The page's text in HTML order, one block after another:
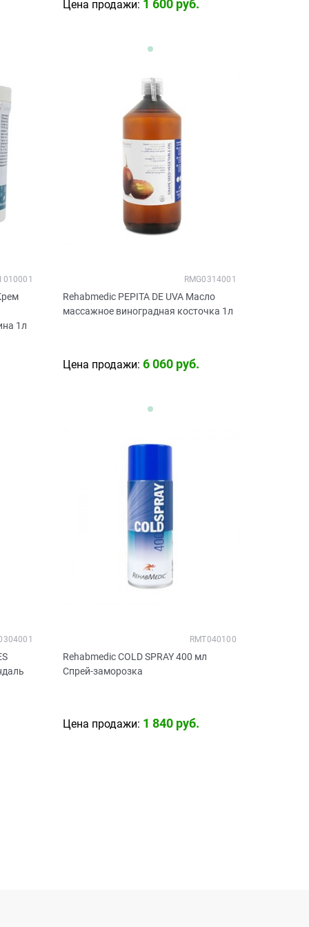
Цена продажи: 1 600 руб.
1л
Rehabmedic PEPITA DE UVA Масло
массажное виноградная косточка 1л
RMG0314001
Цена продажи: 6 060 руб.
Rehabmedic COLD SPRAY 400 мл
Спрей-заморозка
RMT040100
Цена продажи: 1 840 руб.